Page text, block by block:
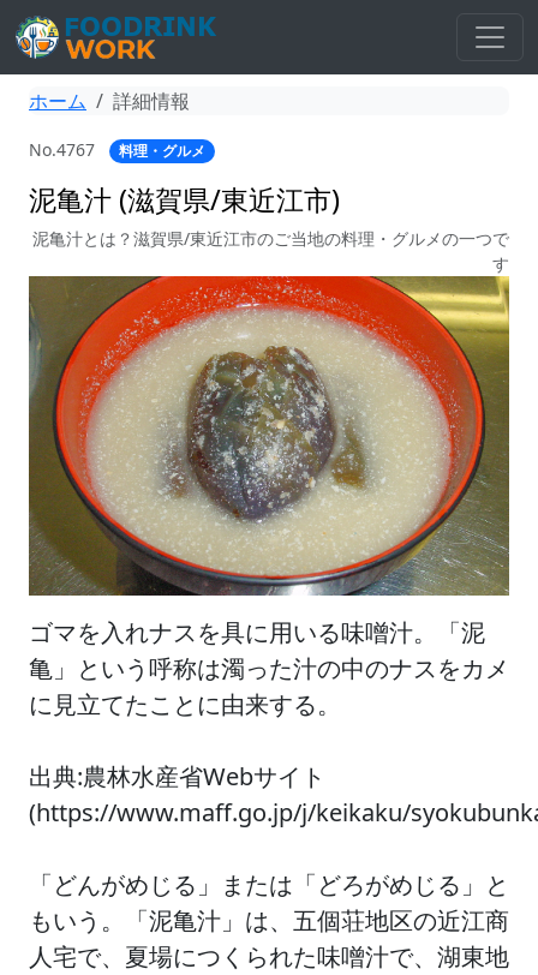
ホーム 詳細情報
No.4767 料理・グルメ
泥亀汁 (滋賀県/東近江市)
泥亀汁とは？滋賀県/東近江市のご当地の料理・グルメの一つで
す
ゴマを入れナスを具に用いる味噌汁。「泥
亀」という呼称は濁った汁の中のナスをカメ
に見立てたことに由来する。
出典:農林水産省Webサイト
(https://www.maff.go.jp/j/keikaku/
「どんがめじる」または「どろがめじる」と
もいう。「泥亀汁」は、五個荘地区の近江商
人宅で、夏場につくられた味噌汁で、湖東地